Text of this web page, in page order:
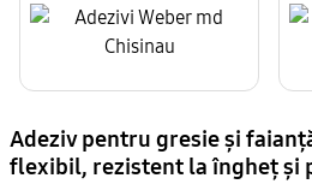
Adeziv pentru gresie și
flexibil, rezistent la îngheț și